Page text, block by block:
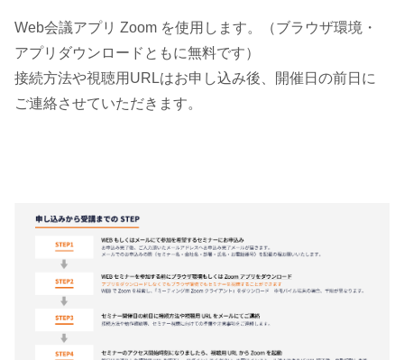
Web会議アプリ Zoom を使用します。（ブラウザ環境・
アプリダウンロードともに無料です）
接続方法や視聴用URLはお申し込み後、開催日の前日に
ご連絡させていただきます。